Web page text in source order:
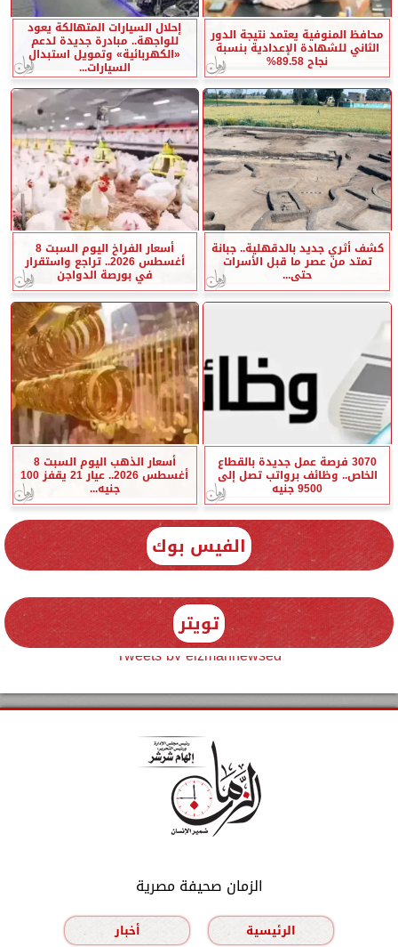
محافظ المنوفية يعتمد نتيجة الدور
الثاني للشهادة الإعدادية بنسبة
نجاح 89.58%
إحلال السيارات المتهالكة يعود
للواجهة.. مبادرة جديدة لدعم
«الكهربائية» وتمويل استبدال
السيارات...
كشف أثري جديد بالدقهلية.. جبانة
تمتد من عصر ما قبل الأسرات
حتى...
أسعار الفراخ اليوم السبت 8
أغسطس 2026.. تراجع واستقرار
في بورصة الدواجن
3070 فرصة عمل جديدة بالقطاع
الخاص.. وظائف برواتب تصل إلى
9500 جنيه
أسعار الذهب اليوم السبت 8
أغسطس 2026.. عيار 21 يقفز 100
جنيه...
الفيس بوك
تويتر
Tweets by elzmannewseg
الزمان صحيفة مصرية
الرئيسية
أخبار